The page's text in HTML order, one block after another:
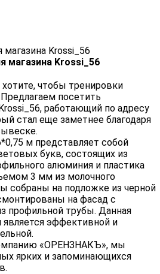
Krossi_56
магазина Krossi_56
чтобы тренировки
посетить
работающий по адресу
стал еще заметнее благодаря
м представляет собой
букв, состоящих из
алюминия и пластика
3 мм из молочного
собраны на подложке из черной
на фасад с
профильной трубы. Данная
является эффективной и
«ОРЕНЗНАКЪ», мы
ярких и запоминающихся